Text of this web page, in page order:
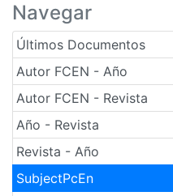
Navegar
Últimos Documentos
Autor FCEN - Año
Autor FCEN - Revista
Año - Revista
Revista - Año
SubjectPcEn